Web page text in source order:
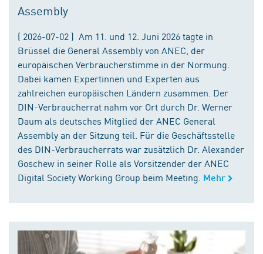
Assembly
( 2026-07-02 ) Am 11. und 12. Juni 2026 tagte in
Brüssel die General Assembly von ANEC, der
europäischen Verbraucherstimme in der Normung.
Dabei kamen Expertinnen und Experten aus
zahlreichen europäischen Ländern zusammen. Der
DIN-Verbraucherrat nahm vor Ort durch Dr. Werner
Daum als deutsches Mitglied der ANEC General
Assembly an der Sitzung teil. Für die Geschäftsstelle
des DIN-Verbraucherrats war zusätzlich Dr. Alexander
Goschew in seiner Rolle als Vorsitzender der ANEC
Digital Society Working Group beim Meeting. Mehr